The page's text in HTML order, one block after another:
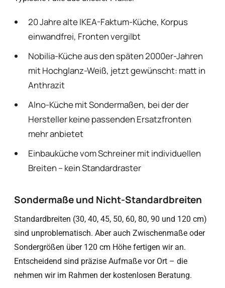
20 Jahre alte IKEA-Faktum-Küche, Korpus
einwandfrei, Fronten vergilbt
Nobilia-Küche aus den späten 2000er-Jahren
mit Hochglanz-Weiß, jetzt gewünscht: matt in
Anthrazit
Alno-Küche mit Sondermaßen, bei der der
Hersteller keine passenden Ersatzfronten
mehr anbietet
Einbauküche vom Schreiner mit individuellen
Breiten – kein Standardraster
Sondermaße und Nicht-Standardbreiten
Standardbreiten (30, 40, 45, 50, 60, 80, 90 und 120 cm)
sind unproblematisch. Aber auch Zwischenmaße oder
Sondergrößen über 120 cm Höhe fertigen wir an.
Entscheidend sind präzise Aufmaße vor Ort – die
nehmen wir im Rahmen der kostenlosen Beratung.